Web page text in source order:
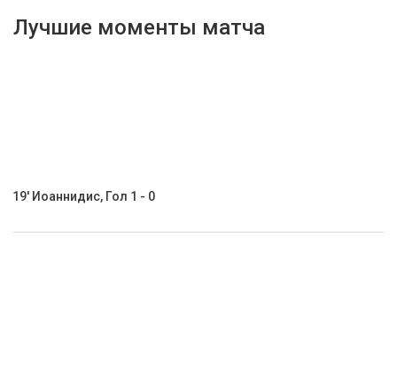
Лучшие моменты матча
19' Иоаннидис, Гол 1 - 0